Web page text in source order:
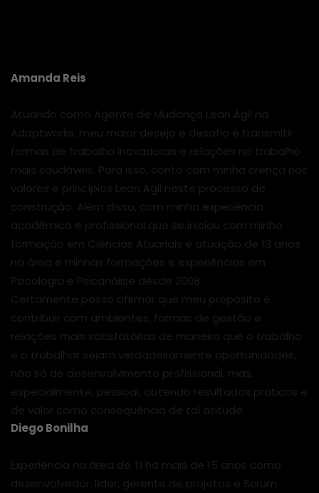
Amanda Reis
Atuando como Agente de Mudança Lean Ágil na
Adaptworks, meu maior desejo e desafio é transmitir
formas de trabalho inovadoras e relações no trabalho
mais saudáveis. Para isso, conto com minha crença nos
valores e princípios Lean Ágil neste processo de
construção. Além disso, com minha experiência
acadêmica e profissional que se iniciou com minha
formação em Ciências Atuariais e atuação de 13 anos
na área e minhas formações e experiências em
Psicologia e Psicanálise desde 2008.
Certamente posso afirmar que meu propósito é
contribuir com ambientes, formas de gestão e
relações mais satisfatórias de maneira que o trabalho
e o trabalhar sejam verdadeiramente oportunidades,
não só de desenvolvimento profissional, mas,
especialmente, pessoal, obtendo resultados práticos e
de valor como consequência de tal atitude.
Diego Bonilha
Experiência na área de TI há mais de 15 anos como
desenvolvedor, líder, gerente de projetos e Scrum